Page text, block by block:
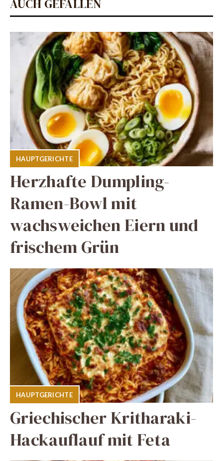
AUCH GEFALLEN
HAUPTGERICHTE
Herzhafte Dumpling-
Ramen-Bowl mit
wachsweichen Eiern und
frischem Grün
HAUPTGERICHTE
Griechischer Kritharaki-
Hackauflauf mit Feta